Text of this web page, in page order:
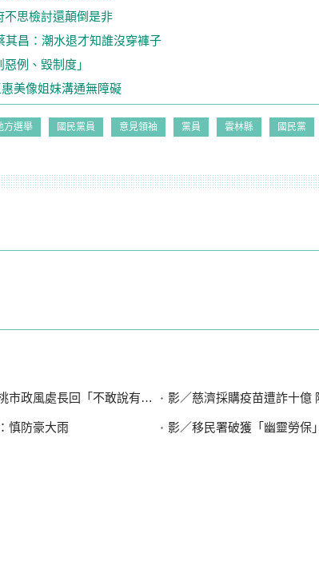
不思檢討還顛倒是非
其昌：潮水退才知誰沒穿褲子
例、毀制度」
美像姐妹溝通無障礙
方選舉 國民黨員 意見領袖 黨員 雲林縣 國民黨
風處長回「不敢說有違法」 影／慈濟採購疫苗遭詐十億
慎防豪大雨 影／移民署破獲「幽靈勞保